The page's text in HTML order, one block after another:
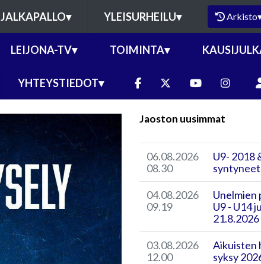
JALKAPALLO▾ YLEISURHEILU▾ Arkisto
LEIJONA-TV▾ TOIMINTA▾
YHTEYSTIEDOT▾
Jaoston uusimmat
06.08.2026
08.30
U9- 2018
syntyneet
04.08.2026
09.19
Unelmien
U9 - U14
21.8.2026
03.08.2026
12.00
Aikuisten
syksy